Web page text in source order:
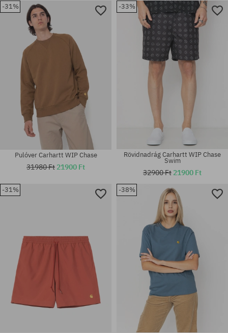
Elérhető méretek:
univerzális méret
Elérhető méretek:
-31%
Pulóver Carhartt WIP Chase
31980 Ft 21900 Ft
-33%
Rövidnadrág Carhartt WIP Chase
Swim
32900 Ft 21900 Ft
-31% -38%